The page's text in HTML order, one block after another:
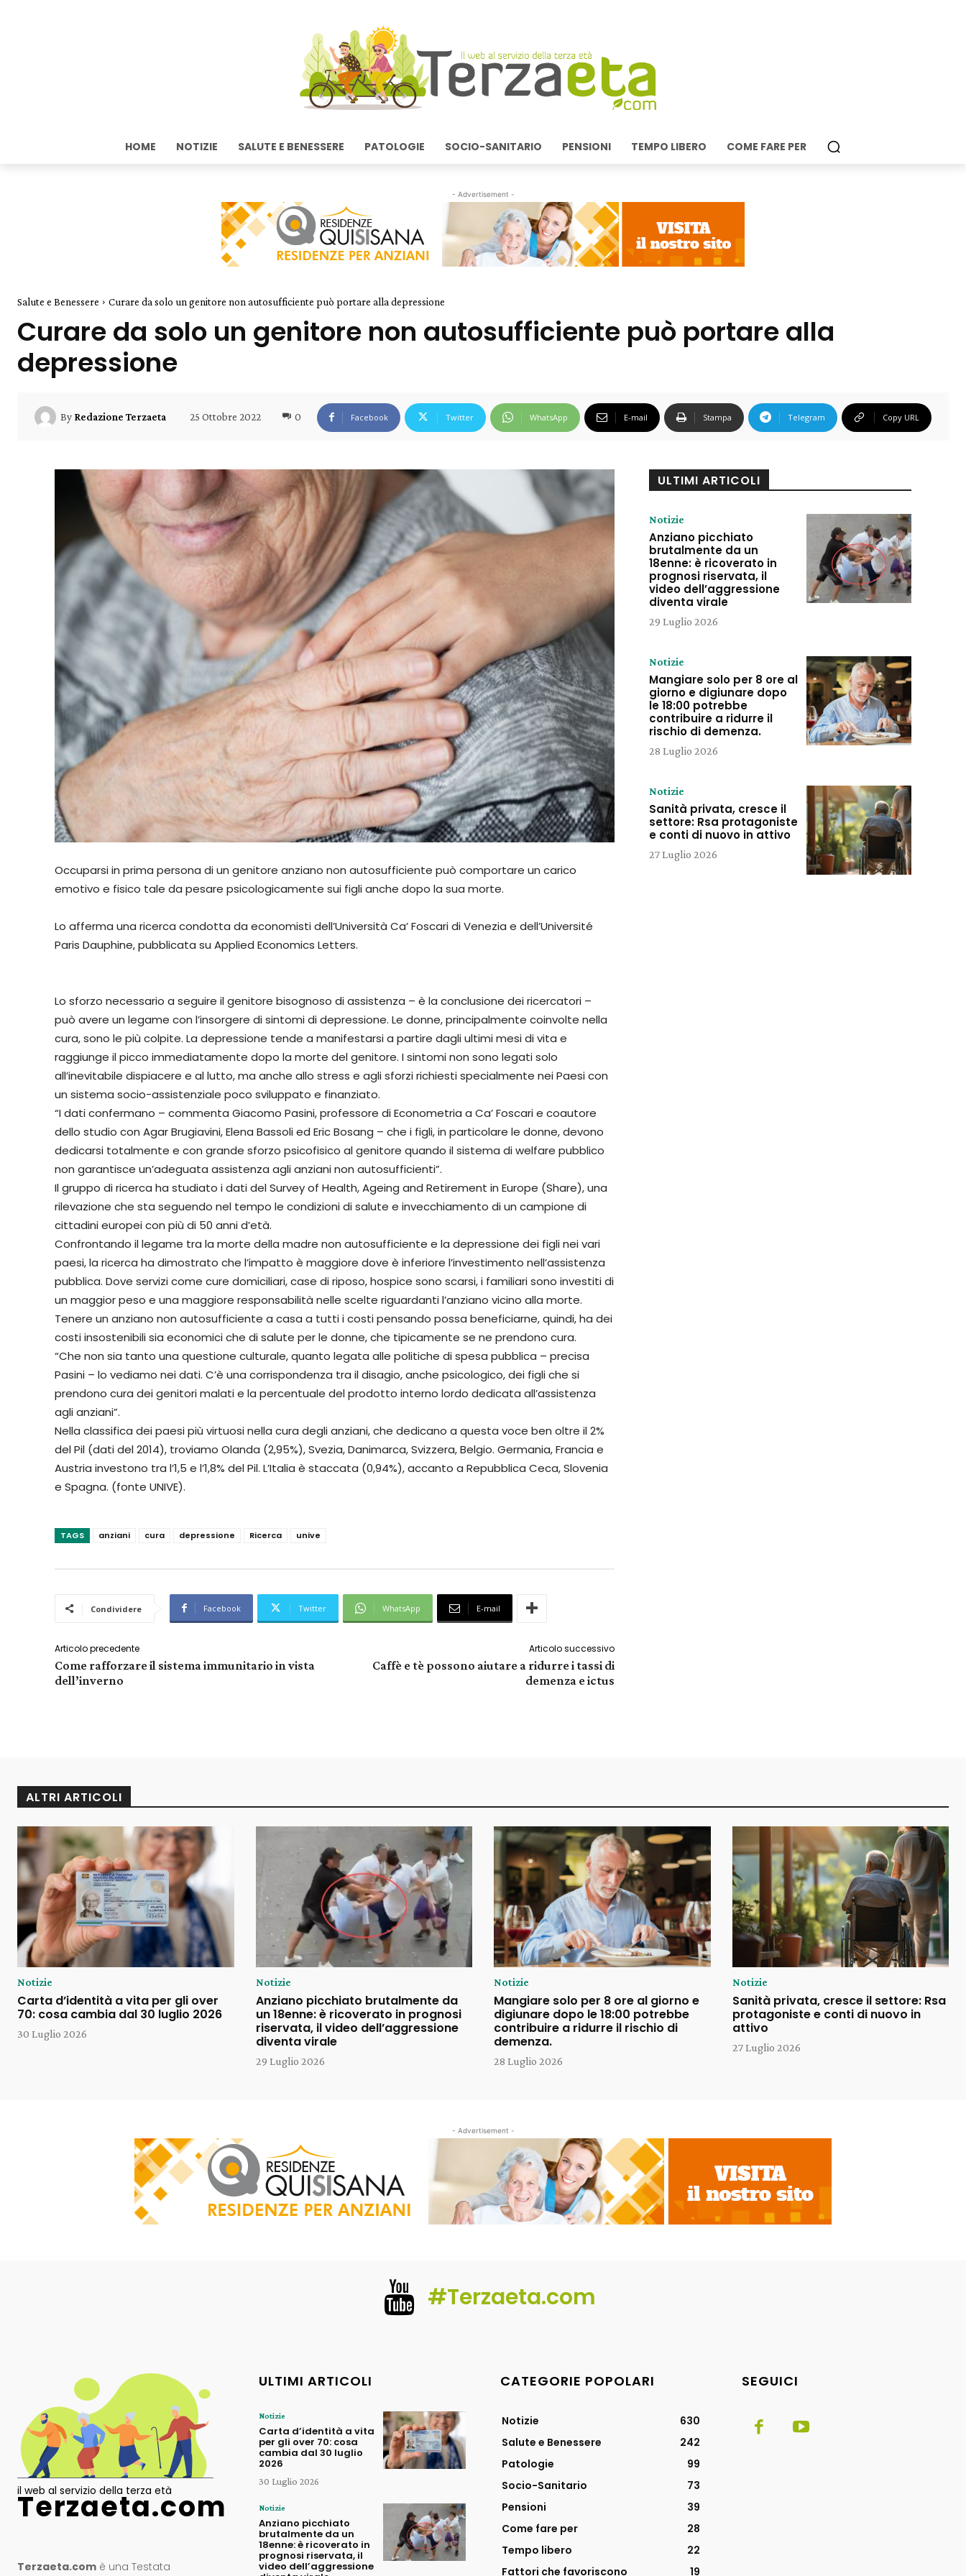
HOME NOTIZIE SALUTE E BENESSERE PATOLOGIE SOCIO-SANITARIO PENSIONI TEMPO LIBERO COME FARE PER
- Advertisement -
Salute e Benessere Curare da solo un genitore non autosufficiente può portare alla depressione
Curare da solo un genitore non autosufficiente può portare alla
depressione
By Redazione Terzaeta 25 Ottobre 2022 0 Facebook Twitter WhatsApp E-mail Stampa Telegram Copy URL
Occuparsi in prima persona di un genitore anziano non autosufficiente può comportare un carico
emotivo e fisico tale da pesare psicologicamente sui figli anche dopo la sua morte.
Lo afferma una ricerca condotta da economisti dell’Università Ca’ Foscari di Venezia e dell’Université
Paris Dauphine, pubblicata su Applied Economics Letters.
Lo sforzo necessario a seguire il genitore bisognoso di assistenza – è la conclusione dei ricercatori –
può avere un legame con l’insorgere di sintomi di depressione. Le donne, principalmente coinvolte nella
cura, sono le più colpite. La depressione tende a manifestarsi a partire dagli ultimi mesi di vita e
raggiunge il picco immediatamente dopo la morte del genitore. I sintomi non sono legati solo
all’inevitabile dispiacere e al lutto, ma anche allo stress e agli sforzi richiesti specialmente nei Paesi con
un sistema socio-assistenziale poco sviluppato e finanziato.
“I dati confermano – commenta Giacomo Pasini, professore di Econometria a Ca’ Foscari e coautore
dello studio con Agar Brugiavini, Elena Bassoli ed Eric Bosang – che i figli, in particolare le donne, devono
dedicarsi totalmente e con grande sforzo psicofisico al genitore quando il sistema di welfare pubblico
non garantisce un’adeguata assistenza agli anziani non autosufficienti”.
Il gruppo di ricerca ha studiato i dati del Survey of Health, Ageing and Retirement in Europe (Share), una
rilevazione che sta seguendo nel tempo le condizioni di salute e invecchiamento di un campione di
cittadini europei con più di 50 anni d’età.
Confrontando il legame tra la morte della madre non autosufficiente e la depressione dei figli nei vari
paesi, la ricerca ha dimostrato che l’impatto è maggiore dove è inferiore l’investimento nell’assistenza
pubblica. Dove servizi come cure domiciliari, case di riposo, hospice sono scarsi, i familiari sono investiti di
un maggior peso e una maggiore responsabilità nelle scelte riguardanti l’anziano vicino alla morte.
Tenere un anziano non autosufficiente a casa a tutti i costi pensando possa beneficiarne, quindi, ha dei
costi insostenibili sia economici che di salute per le donne, che tipicamente se ne prendono cura.
“Che non sia tanto una questione culturale, quanto legata alle politiche di spesa pubblica – precisa
Pasini – lo vediamo nei dati. C’è una corrispondenza tra il disagio, anche psicologico, dei figli che si
prendono cura dei genitori malati e la percentuale del prodotto interno lordo dedicata all’assistenza
agli anziani”.
Nella classifica dei paesi più virtuosi nella cura degli anziani, che dedicano a questa voce ben oltre il 2%
del Pil (dati del 2014), troviamo Olanda (2,95%), Svezia, Danimarca, Svizzera, Belgio. Germania, Francia e
Austria investono tra l’1,5 e l’1,8% del Pil. L’Italia è staccata (0,94%), accanto a Repubblica Ceca, Slovenia
e Spagna. (fonte UNIVE).
TAGS anziani cura depressione Ricerca unive
Condividere Facebook Twitter WhatsApp E-mail
Articolo precedente
Come rafforzare il sistema immunitario in vista
dell’inverno
Articolo successivo
Caffè e tè possono aiutare a ridurre i tassi di
demenza e ictus
ULTIMI ARTICOLI
Notizie
Anziano picchiato
brutalmente da un
18enne: è ricoverato in
prognosi riservata, il
video dell’aggressione
diventa virale
29 Luglio 2026
Notizie
Mangiare solo per 8 ore al
giorno e digiunare dopo
le 18:00 potrebbe
contribuire a ridurre il
rischio di demenza.
28 Luglio 2026
Notizie
Sanità privata, cresce il
settore: Rsa protagoniste
e conti di nuovo in attivo
27 Luglio 2026
ALTRI ARTICOLI
Notizie
Carta d’identità a vita per gli over
70: cosa cambia dal 30 luglio 2026
30 Luglio 2026
Notizie
Anziano picchiato brutalmente da
un 18enne: è ricoverato in prognosi
riservata, il video dell’aggressione
diventa virale
29 Luglio 2026
Notizie
Mangiare solo per 8 ore al giorno e
digiunare dopo le 18:00 potrebbe
contribuire a ridurre il rischio di
demenza.
28 Luglio 2026
Notizie
Sanità privata, cresce il settore: Rsa
protagoniste e conti di nuovo in
attivo
27 Luglio 2026
- Advertisement -
#Terzaeta.com
il web al servizio della terza età
Terzaeta.com
Terzaeta.com è una Testata
ULTIMI ARTICOLI
Notizie
Carta d’identità a vita
per gli over 70: cosa
cambia dal 30 luglio
2026
30 Luglio 2026
Notizie
Anziano picchiato
brutalmente da un
18enne: è ricoverato in
prognosi riservata, il
video dell’aggressione
CATEGORIE POPOLARI
Notizie
630
Salute e Benessere
242
Patologie
99
Socio-Sanitario
73
Pensioni
39
Come fare per
28
Tempo libero
22
Fattori che favoriscono
19
SEGUICI